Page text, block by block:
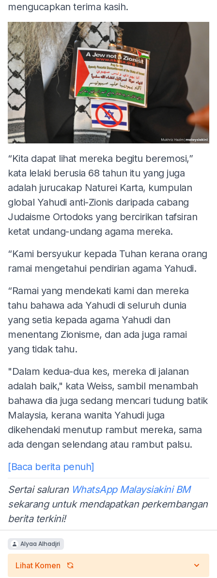
mengucapkan terima kasih.
“Kita dapat lihat mereka begitu beremosi,”
kata lelaki berusia 68 tahun itu yang juga
adalah jurucakap Naturei Karta, kumpulan
global Yahudi anti-Zionis daripada cabang
Judaisme Ortodoks yang bercirikan tafsiran
ketat undang-undang agama mereka.
“Kami bersyukur kepada Tuhan kerana orang
ramai mengetahui pendirian agama Yahudi.
“Ramai yang mendekati kami dan mereka
tahu bahawa ada Yahudi di seluruh dunia
yang setia kepada agama Yahudi dan
menentang Zionisme, dan ada juga ramai
yang tidak tahu.
"Dalam kedua-dua kes, mereka di jalanan
adalah baik," kata Weiss, sambil menambah
bahawa dia juga sedang mencari tudung batik
Malaysia, kerana wanita Yahudi juga
dikehendaki menutup rambut mereka, sama
ada dengan selendang atau rambut palsu.
[Baca berita penuh]
Sertai saluran WhatsApp Malaysiakini BM
sekarang untuk mendapatkan perkembangan
berita terkini!
Alyaa Alhadjri
Lihat Komen